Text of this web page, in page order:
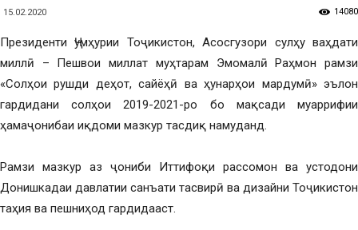
15.02.2020 14080
Президенти Ҷумҳурии Тоҷикистон, Асосгузори сулҳу ваҳдати
миллӣ – Пешвои миллат муҳтарам Эмомалӣ Раҳмон рамзи
«Солҳои рушди деҳот, сайёҳӣ ва ҳунарҳои мардумӣ» эълон
гардидани солҳои 2019-2021-ро бо мақсади муаррифии
ҳамаҷонибаи иқдоми мазкур тасдиқ намуданд.
Рамзи мазкур аз ҷониби Иттифоқи рассомон ва устодони
Донишкадаи давлатии санъати тасвирӣ ва дизайни Тоҷикистон
таҳия ва пешниҳод гардидааст.